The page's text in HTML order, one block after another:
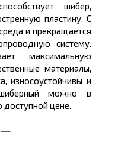
шибер,
пластину. С
и прекращается
систему.
максимальную
материалы,
износоустойчивы и
можно в
цене.